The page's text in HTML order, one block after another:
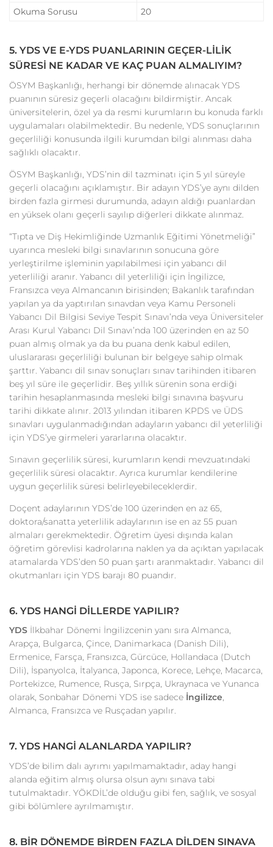
Okuma Sorusu 20
5. YDS VE E-YDS PUANLARININ GEÇER-LİLİK
SÜRESİ NE KADAR VE KAÇ PUAN ALMALIYIM?
ÖSYM Başkanlığı, herhangi bir dönemde alınacak YDS
puanının süresiz geçerli olacağını bildirmiştir. Ancak
üniversitelerin, özel ya da resmi kurumların bu konuda farklı
uygulamaları olabilmektedir. Bu nedenle, YDS sonuçlarının
geçerliliği konusunda ilgili kurumdan bilgi alınması daha
sağlıklı olacaktır.
ÖSYM Başkanlığı, YDS’nin dil tazminatı için 5 yıl süreyle
geçerli olacağını açıklamıştır. Bir adayın YDS’ye aynı dilden
birden fazla girmesi durumunda, adayın aldığı puanlardan
en yüksek olanı geçerli sayılıp diğerleri dikkate alınmaz.
“Tıpta ve Diş Hekimliğinde Uzmanlık Eğitimi Yönetmeliği”
uyarınca mesleki bilgi sınavlarının sonucuna göre
yerleştirilme işleminin yapılabilmesi için yabancı dil
yeterliliği aranır. Yabancı dil yeterliliği için İngilizce,
Fransızca veya Almancanın birisinden; Bakanlık tarafından
yapılan ya da yaptırılan sınavdan veya Kamu Personeli
Yabancı Dil Bilgisi Seviye Tespit Sınavı’nda veya Üniversiteler
Arası Kurul Yabancı Dil Sınavı’nda 100 üzerinden en az 50
puan almış olmak ya da bu puana denk kabul edilen,
uluslararası geçerliliği bulunan bir belgeye sahip olmak
şarttır. Yabancı dil sınav sonuçları sınav tarihinden itibaren
beş yıl süre ile geçerlidir. Beş yıllık sürenin sona erdiği
tarihin hesaplanmasında mesleki bilgi sınavına başvuru
tarihi dikkate alınır. 2013 yılından itibaren KPDS ve ÜDS
sınavları uygulanmadığından adayların yabancı dil yeterliliği
için YDS’ye girmeleri yararlarına olacaktır.
Sınavın geçerlilik süresi, kurumların kendi mevzuatındaki
geçerlilik süresi olacaktır. Ayrıca kurumlar kendilerine
uygun geçerlilik süresi belirleyebileceklerdir.
Doçent adaylarının YDS’de 100 üzerinden en az 65,
doktora/sanatta yeterlilik adaylarının ise en az 55 puan
almaları gerekmektedir. Öğretim üyesi dışında kalan
öğretim görevlisi kadrolarına naklen ya da açıktan yapılacak
atamalarda YDS’den 50 puan şartı aranmaktadır. Yabancı dil
okutmanları için YDS barajı 80 puandır.
6. YDS HANGİ DİLLERDE YAPILIR?
YDS İlkbahar Dönemi İngilizcenin yanı sıra Almanca,
Arapça, Bulgarca, Çince, Danimarkaca (Danish Dili),
Ermenice, Farsça, Fransızca, Gürcüce, Hollandaca (Dutch
Dili), İspanyolca, İtalyanca, Japonca, Korece, Lehçe, Macarca,
Portekizce, Rumence, Rusça, Sırpça, Ukraynaca ve Yunanca
olarak, Sonbahar Dönemi YDS ise sadece İngilizce,
Almanca, Fransızca ve Rusçadan yapılır.
7. YDS HANGİ ALANLARDA YAPILIR?
YDS’de bilim dalı ayrımı yapılmamaktadır, aday hangi
alanda eğitim almış olursa olsun aynı sınava tabi
tutulmaktadır. YÖKDİL’de olduğu gibi fen, sağlık, ve sosyal
gibi bölümlere ayrılmamıştır.
8. BİR DÖNEMDE BİRDEN FAZLA DİLDEN SINAVA